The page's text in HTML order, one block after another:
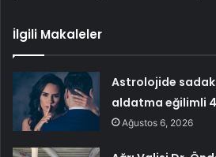
İlgili Makaleler
Astrolojide
aldatma eğilimli
Ağustos 6, 2026